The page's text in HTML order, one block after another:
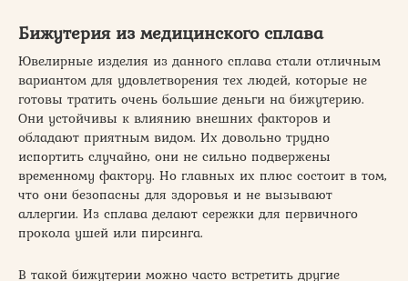
Бижутерия из медицинского сплава
Ювелирные изделия из данного сплава стали отличным
вариантом для удовлетворения тех людей, которые не
готовы тратить очень большие деньги на бижутерию.
Они устойчивы к влиянию внешних факторов и
обладают приятным видом. Их довольно трудно
испортить случайно, они не сильно подвержены
временному фактору. Но главных их плюс состоит в том,
что они безопасны для здоровья и не вызывают
аллергии. Из сплава делают сережки для первичного
прокола ушей или пирсинга.
В такой бижутерии можно часто встретить другие